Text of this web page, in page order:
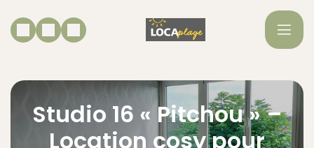
Studio 16 « Pitchou » –
Location cosy pour